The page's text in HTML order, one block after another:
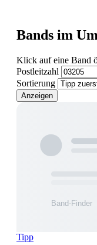
Bands im
Klick auf eine Band
Postleitzahl
Sortierung
Anzeigen
Tipp